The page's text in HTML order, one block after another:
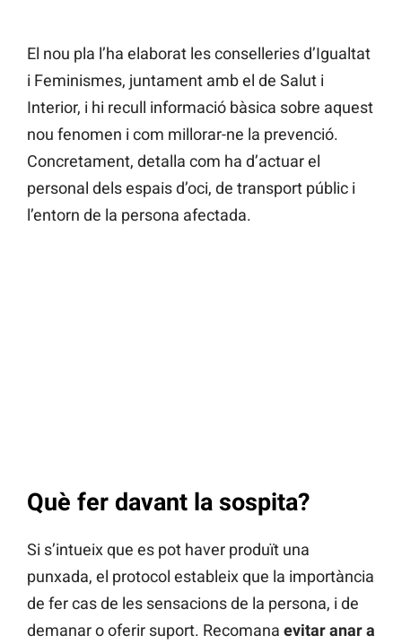
El nou pla l’ha elaborat les conselleries d’Igualtat
i Feminismes, juntament amb el de Salut i
Interior, i hi recull informació bàsica sobre aquest
nou fenomen i com millorar-ne la prevenció.
Concretament, detalla com ha d’actuar el
personal dels espais d’oci, de transport públic i
l’entorn de la persona afectada.
Què fer davant la sospita?
Si s’intueix que es pot haver produït una
punxada, el protocol estableix que la importància
de fer cas de les sensacions de la persona, i de
demanar o oferir suport. Recomana evitar anar a